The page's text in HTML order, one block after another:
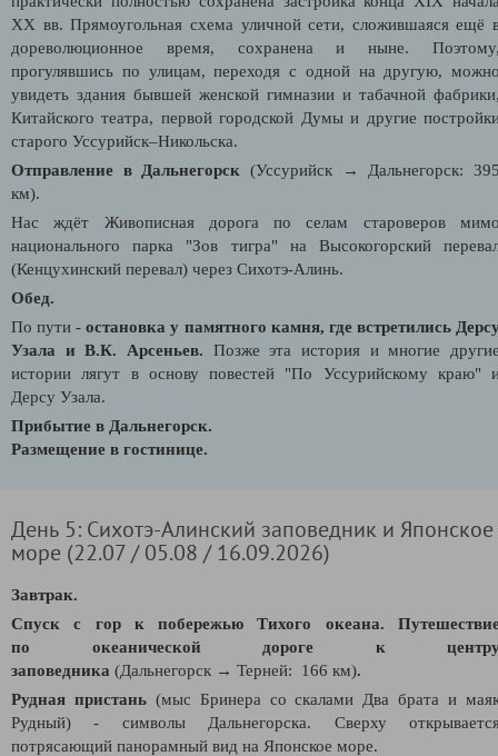
XX вв. Прямоугольная схема уличной сети, сложившаяся ещё
дореволюционное время, сохранена и ныне.
прогулявшись по улицам, переходя с одной на другую,
увидеть здания бывшей женской гимназии и табачной
Китайского театра, первой городской Думы и другие
старого Уссурийск–Никольска.
Отправление в Дальнегорск (Уссурийск → Дальнегорск:
км).
Нас ждёт Живописная дорога по селам староверов
национального парка "Зов тигра" на Высокогорский
(Кенцухинский перевал) через Сихотэ-Алинь.
Обед.
По пути -остановка у памятного камня, где встретились
Узала и В.К. Арсеньев. Позже эта история и многие
истории лягут в основу повестей "По Уссурийскому краю"
Дерсу Узала.
Прибытие в Дальнегорск.
Размещение в гостинице.
День 5: Сихотэ-Алинский заповедник и Японское
море (22.07 / 05.08 / 16.09.2026)
Завтрак.
Спуск с гор к побережью Тихого океана.
по океанической дороге к
заповедника (Дальнегорск → Терней: 166 км).
Рудная пристань (мыс Бринера со скалами Два брата и
Рудный) - символы Дальнегорска. Сверху
потрясающий панорамный вид на Японское море.